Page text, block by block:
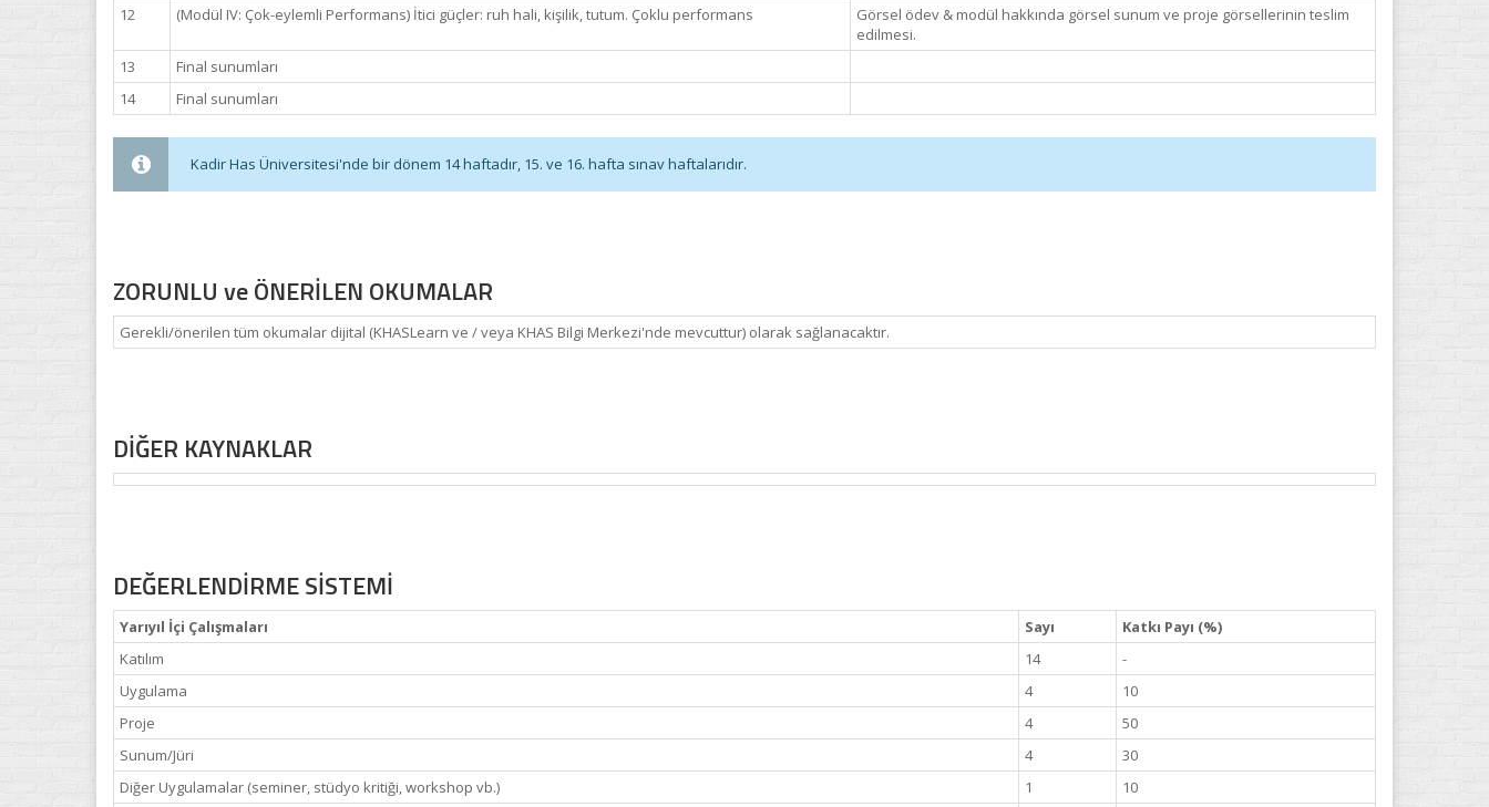
12
(Modül IV: Çok-eylemli Performans) İtici güçler: ruh hali, kişilik, tutum. Çoklu performans
Görsel ödev & modül hakkında görsel sunum ve proje görsellerinin teslim
edilmesi.
13
Final sunumları
14
Final sunumları
Kadir Has Üniversitesi'nde bir dönem 14 haftadır, 15. ve 16. hafta sınav haftalarıdır.
ZORUNLU ve ÖNERİLEN OKUMALAR
Gerekli/önerilen tüm okumalar dijital (KHASLearn ve / veya KHAS Bilgi Merkezi'nde mevcuttur) olarak sağlanacaktır.
DİĞER KAYNAKLAR
DEĞERLENDİRME SİSTEMİ
Yarıyıl İçi Çalışmaları Sayı
Katkı Payı (%)
Katılım
14
-
Uygulama
4
10
Proje
4
50
Sunum/Jüri
4
30
Diğer Uygulamalar (seminer, stüdyo kritiği, workshop vb.)
1
10